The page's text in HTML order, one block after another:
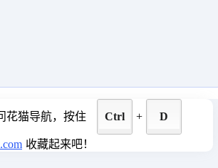
花猫导航，按住 Ctrl + D
收藏起来吧！